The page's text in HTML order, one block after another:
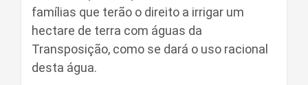
famílias que terão o direito a irrigar um
hectare de terra com águas da
Transposição, como se dará o uso racional
desta água.